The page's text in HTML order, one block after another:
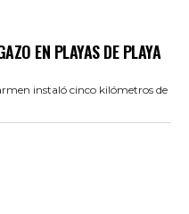
EN PLAYAS DE PLAYA
instaló cinco kilómetros de